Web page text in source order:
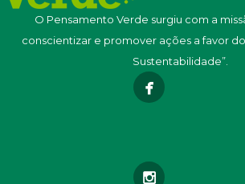
O Pensamento Verde surgiu com a
conscientizar e promover ações a favor
Sustentabilidade”.